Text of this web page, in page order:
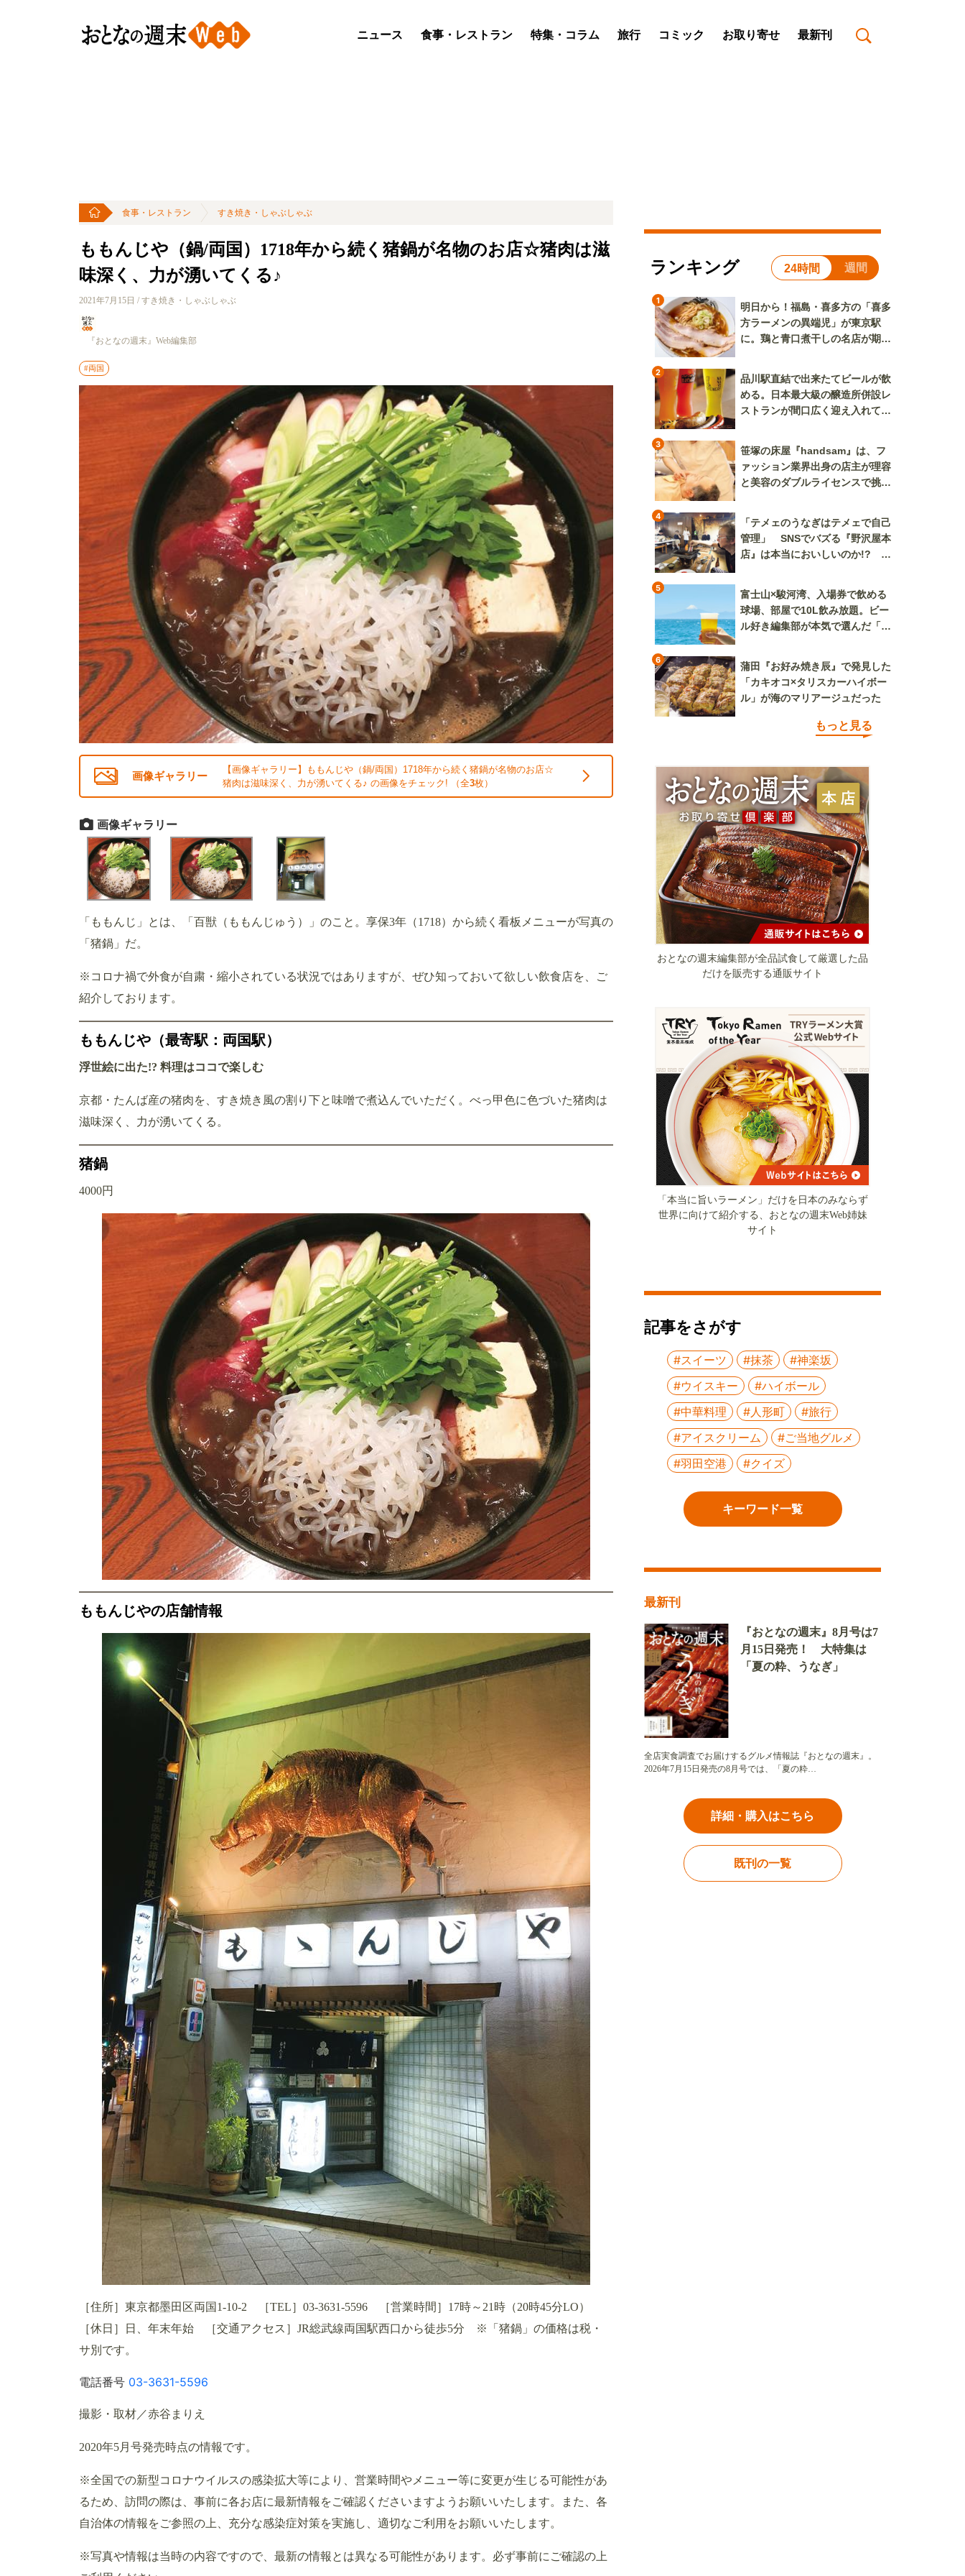
ニュース 食事・レストラン 特集・コラム 旅行 コミック お取り寄せ 最新刊
食事・レストラン すき焼き・しゃぶしゃぶ
ももんじや（鍋/両国）1718年から続く猪鍋が名物のお店☆猪肉は滋
味深く、力が湧いてくる♪
2021年7月15日 / すき焼き・しゃぶしゃぶ
『おとなの週末』Web編集部
#両国
画像ギャラリー
【画像ギャラリー】ももんじや（鍋/両国）1718年から続く猪鍋が名物のお店☆
猪肉は滋味深く、力が湧いてくる♪ の画像をチェック! （全3枚）
画像ギャラリー
「ももんじ」とは、「百獣（ももんじゅう）」のこと。享保3年（1718）から続く看板メニューが写真の
「猪鍋」だ。
※コロナ禍で外食が自粛・縮小されている状況ではありますが、ぜひ知っておいて欲しい飲食店を、ご
紹介しております。
ももんじや（最寄駅：両国駅）
浮世絵に出た!? 料理はココで楽しむ
京都・たんば産の猪肉を、すき焼き風の割り下と味噌で煮込んでいただく。べっ甲色に色づいた猪肉は
滋味深く、力が湧いてくる。
猪鍋
4000円
ももんじやの店舗情報
［住所］東京都墨田区両国1-10-2 ［TEL］03-3631-5596 ［営業時間］17時～21時（20時45分LO）
［休日］日、年末年始 ［交通アクセス］JR総武線両国駅西口から徒歩5分 ※「猪鍋」の価格は税・
サ別です。
電話番号 03-3631-5596
撮影・取材／赤谷まりえ
2020年5月号発売時点の情報です。
※全国での新型コロナウイルスの感染拡大等により、営業時間やメニュー等に変更が生じる可能性があ
るため、訪問の際は、事前に各お店に最新情報をご確認くださいますようお願いいたします。また、各
自治体の情報をご参照の上、充分な感染症対策を実施し、適切なご利用をお願いいたします。
※写真や情報は当時の内容ですので、最新の情報とは異なる可能性があります。必ず事前にご確認の上
ランキング 24時間 週間
1
明日から！福島・喜多方の「喜多
方ラーメンの異端児」が東京駅
に。鶏と青口煮干しの名店が期間
2
品川駅直結で出来たてビールが飲
める。日本最大級の醸造所併設レ
ストランが間口広く迎え入れてく
3
笹塚の床屋『handsam』は、フ
ァッション業界出身の店主が理容
と美容のダブルライセンスで挑む
4
「テメェのうなぎはテメェで自己
管理」 SNSでバズる『野沢屋本
店』は本当においしいのか!? い
5
富士山×駿河湾、入場券で飲める
球場、部屋で10L飲み放題。ビー
ル好き編集部が本気で選んだ「ビ
6
蒲田『お好み焼き辰』で発見した
「カキオコ×タリスカーハイボー
ル」が海のマリアージュだった
もっと見る
おとなの週末編集部が全品試食して厳選した品
だけを販売する通販サイト
「本当に旨いラーメン」だけを日本のみならず
世界に向けて紹介する、おとなの週末Web姉妹
サイト
記事をさがす
#スイーツ #抹茶
#神楽坂
#ウイスキー
#ハイボール
#中華料理
#人形町
#旅行
#アイスクリーム
#ご当地グルメ
#羽田空港
#クイズ
キーワード一覧
最新刊
『おとなの週末』8月号は7
月15日発売！ 大特集は
「夏の粋、うなぎ」
全店実食調査でお届けするグルメ情報誌『おとなの週末』。
2026年7月15日発売の8月号では、「夏の粋…
詳細・購入はこちら
既刊の一覧